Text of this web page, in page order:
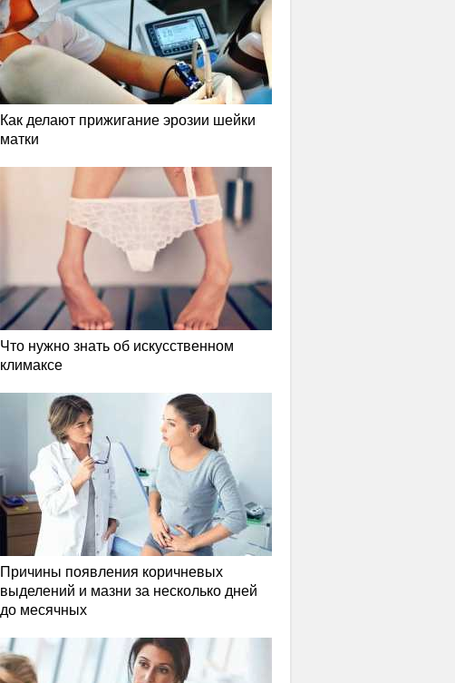
Как делают прижигание эрозии шейки
матки
Что нужно знать об искусственном
климаксе
Причины появления коричневых
выделений и мазни за несколько дней
до месячных